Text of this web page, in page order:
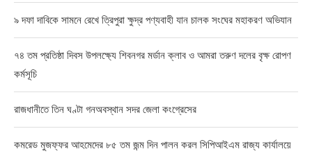
৯ দফা দাবিকে সামনে রেখে ত্রিপুরা ক্ষুদ্র পণ্যবাহী যান চালক সংঘের মহাকরণ অভিযান
৭৪ তম প্রতিষ্ঠা দিবস উপলক্ষ্যে শিবনগর মর্ডান ক্লাব ও আমরা তরুণ দলের বৃক্ষ রোপণ
কর্মসূচি
রাজধানীতে তিন ঘণ্টা গনঅবস্থান সদর জেলা কংগ্রেসের
কমরেড মুজফ্ফর আহমেদের ৮৫ তম জন্ম দিন পালন করল সিপিআইএম রাজ্য কার্যালয়ে